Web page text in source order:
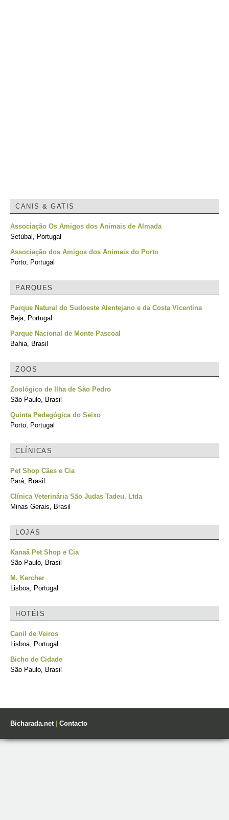
CANIS & GATIS
Associação Os Amigos dos Animais de Almada
Setúbal, Portugal
Associação dos Amigos dos Animais do Porto
Porto, Portugal
PARQUES
Parque Natural do Sudoeste Alentejano e da Costa Vicentina
Beja, Portugal
Parque Nacional de Monte Pascoal
Bahia, Brasil
ZOOS
Zoológico de Ilha de São Pedro
São Paulo, Brasil
Quinta Pedagógica do Seixo
Porto, Portugal
CLÍNICAS
Pet Shop Cães e Cia
Pará, Brasil
Clínica Veterinária São Judas Tadeu, Ltda
Minas Gerais, Brasil
LOJAS
Kanaâ Pet Shop e Cia
São Paulo, Brasil
M. Kercher
Lisboa, Portugal
HOTÉIS
Canil de Veiros
Lisboa, Portugal
Bicho de Cidade
São Paulo, Brasil
Bicharada.net| Contacto